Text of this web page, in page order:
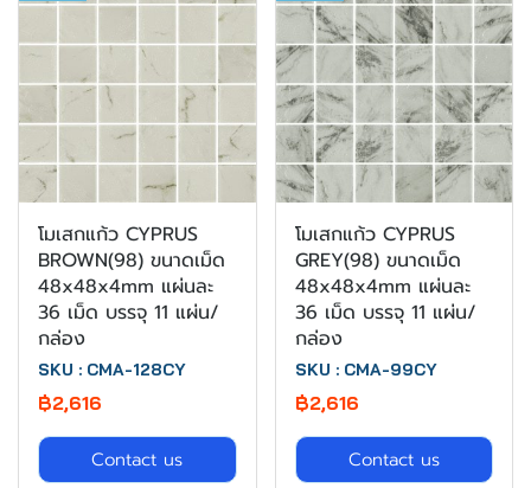
โมเสกแก้ว CYPRUS
BROWN(98) ขนาดเม็ด
48x48x4mm แผ่นละ
36 เม็ด บรรจุ 11 แผ่น/
กล่อง
SKU : CMA-128CY
฿2,616
Contact us
โมเสกแก้ว CYPRUS
GREY(98) ขนาดเม็ด
48x48x4mm แผ่นละ
36 เม็ด บรรจุ 11 แผ่น/
กล่อง
SKU : CMA-99CY
฿2,616
Contact us